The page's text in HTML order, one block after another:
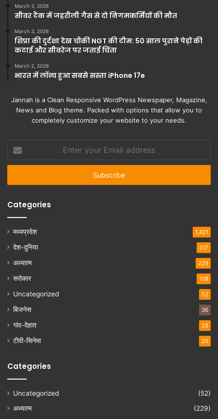
March 3, 2026
सीवर टैंक में जहरीली गैस से दो निगमकर्मियों की मौत
March 3, 2026
शिप्रा की दुर्दशा देख चौंकी NGT की टीम: 50 साल पुराने पेड़ों की
कटाई और सीवरेज पर जताई चिंता
March 2, 2026
भारत में लॉन्च हुआ सबसे सस्ता iPhone 17e
Jannah is a Clean Responsive WordPress Newspaper, Magazine,
News and Blog theme. Packed with options that allow you to
completely customize your website to your needs.
your
Email
Categories
मध्यप्रदेश 1,421
देश-दुनिया 317
अध्यात्म 229
सरोकार 108
Uncategorized 52
बिजनेस 36
गांव-देहात 28
टीवी-सिनेमा 20
Categories
Uncategorized
(52)
अध्यात्म
(229)